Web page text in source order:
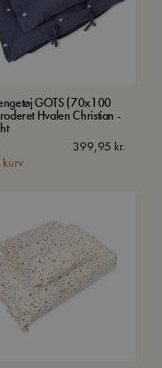
GOTS (70x100
Hvalen Christian -
399,95 kr.
kurv